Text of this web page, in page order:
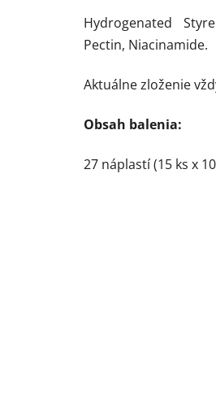
Hydrogenated
Pectin, Niacinamide.
Aktuálne zloženie
Obsah balenia:
27 náplastí (15 ks x